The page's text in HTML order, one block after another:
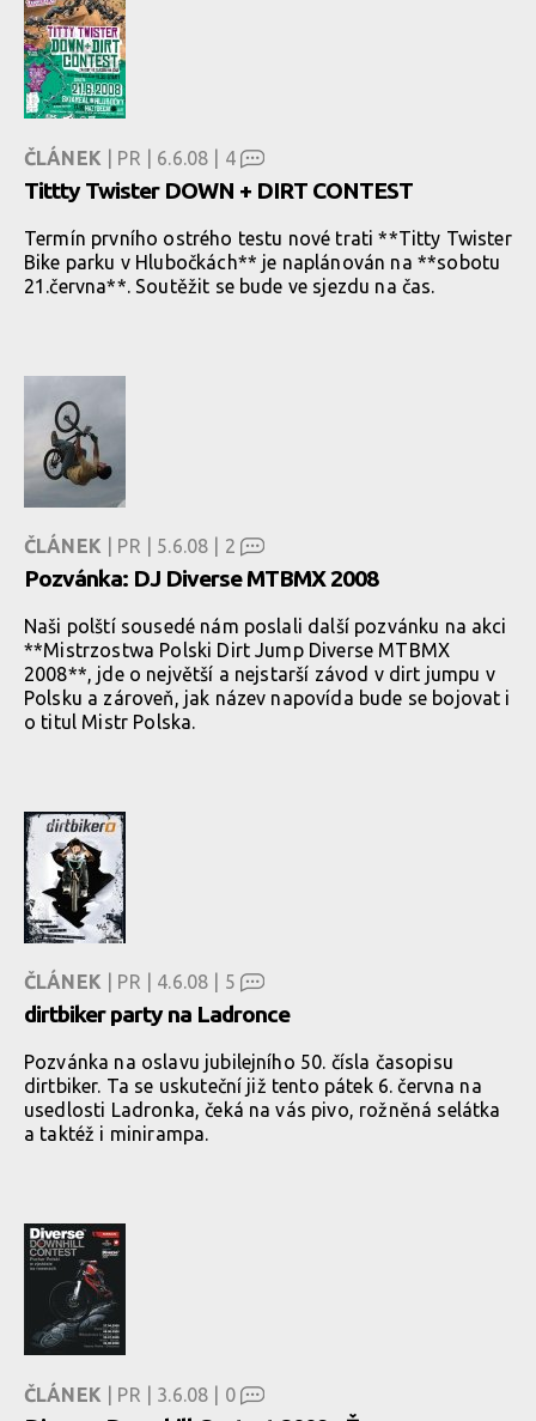
ČLÁNEK | PR | 6.6.08 | 4
Tittty Twister DOWN + DIRT CONTEST
Termín prvního ostrého testu nové trati **Titty Twister
Bike parku v Hlubočkách** je naplánován na **sobotu
21.června**. Soutěžit se bude ve sjezdu na čas.
ČLÁNEK | PR | 5.6.08 | 2
Pozvánka: DJ Diverse MTBMX 2008
Naši polští sousedé nám poslali další pozvánku na akci
**Mistrzostwa Polski Dirt Jump Diverse MTBMX
2008**, jde o největší a nejstarší závod v dirt jumpu v
Polsku a zároveň, jak název napovída bude se bojovat i
o titul Mistr Polska.
ČLÁNEK | PR | 4.6.08 | 5
dirtbiker party na Ladronce
Pozvánka na oslavu jubilejního 50. čísla časopisu
dirtbiker. Ta se uskuteční již tento pátek 6. června na
usedlosti Ladronka, čeká na vás pivo, rožněná selátka
a taktéž i minirampa.
ČLÁNEK | PR | 3.6.08 | 0